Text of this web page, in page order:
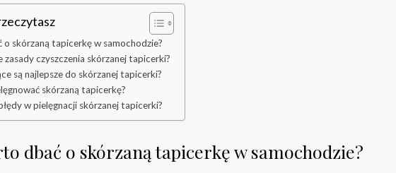
skórzaną tapicerkę w samochodzie?
czyszczenia skórzanej tapicerki?
są najlepsze do skórzanej tapicerki?
skórzaną tapicerkę?
w pielęgnacji skórzanej tapicerki?
dbać o skórzaną tapicerkę w samochodzie?